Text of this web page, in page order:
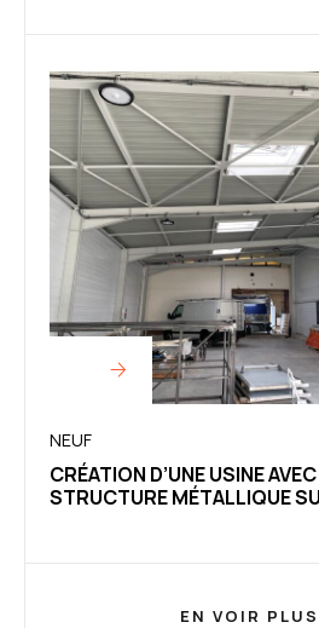
NEUF
CRÉATION D’UNE USINE
STRUCTURE MÉTALLIQUE
EN VOIR PLUS